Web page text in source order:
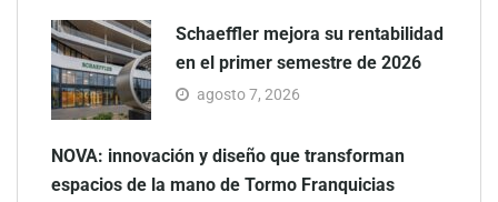
Schaeffler mejora su rentabilidad
en el primer semestre de 2026
agosto 7, 2026
NOVA: innovación y diseño que transforman
espacios de la mano de Tormo Franquicias